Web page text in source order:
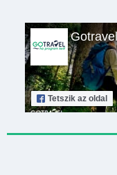
Tetszik az oldal